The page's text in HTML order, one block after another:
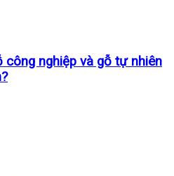
công nghiệp và gỗ tự nhiên